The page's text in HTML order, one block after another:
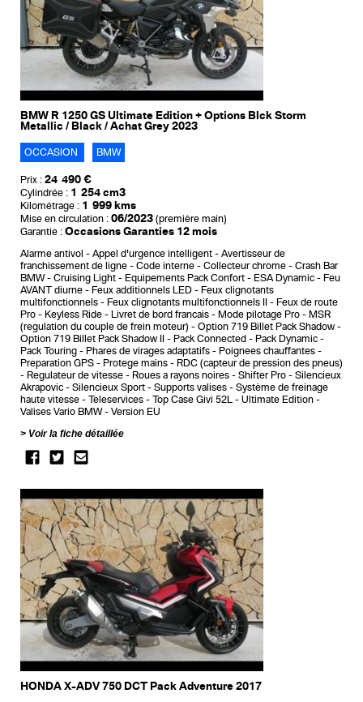
BMW R 1250 GS Ultimate Edition + Options Blck Storm
Metallic / Black / Achat Grey 2023
OCCASION BMW
Prix : 24 490 €
Cylindrée : 1 254 cm3
Kilométrage : 1 999 kms
Mise en circulation : 06/2023 (première main)
Garantie : Occasions Garanties 12 mois
Alarme antivol Appel d'urgence intelligent
Avertisseur de
franchissement de ligne
Code interne Collecteur chrome
Crash Bar
BMW
Cruising Light Equipements Pack Confort ESA Dynamic
Feu
AVANT diurne
Feux additionnels LED
Feux clignotants
multifonctionnels
Feux clignotants multifonctionnels II
Feux de route
Pro
Keyless Ride Livret de bord francais Mode pilotage Pro
MSR
(regulation du couple de frein moteur)
Option 719 Billet Pack Shadow
Option 719 Billet Pack Shadow II
Pack Connected
Pack Dynamic
Pack Touring
Phares de virages adaptatifs
Poignees chauffantes
Preparation GPS
Protege mains
RDC (capteur de pression des pneus)
Regulateur de vitesse
Roues a rayons noires Shifter Pro
Silencieux
Akrapovic
Silencieux Sport Supports valises
Système de freinage
haute vitesse
Teleservices Top Case Givi 52L
Ultimate Edition
Valises Vario BMW
Version EU
Voir la fiche détaillée
HONDA X-ADV 750 DCT Pack Adventure 2017